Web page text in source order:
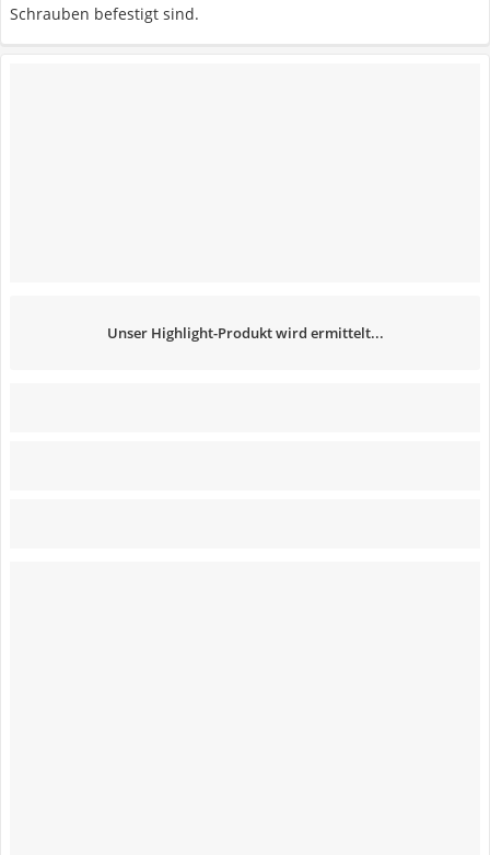
Schrauben befestigt sind.
Unser Highlight-Produkt wird ermittelt...